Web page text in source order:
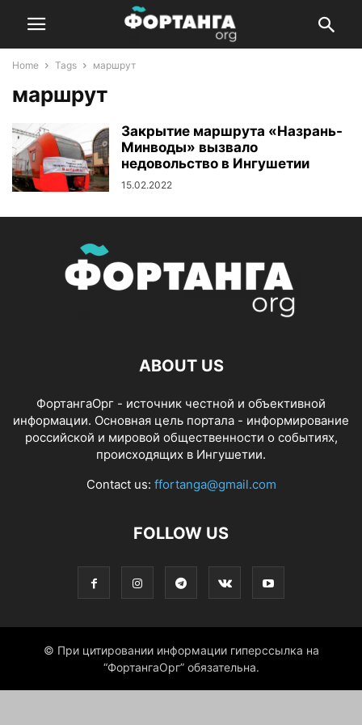
Home Tags маршрут
маршрут
Закрытие маршрута «Назрань-
Минводы» вызвало
недовольство в Ингушетии
15.02.2022
ABOUT US
ФортангаОрг - источник честной и объективной
информации. Основная цель портала - информирование
российской и мировой общественности о событиях,
происходящих в Ингушетии.
Contact us: ffortanga@gmail.com
FOLLOW US
© При цитировании информации гиперссылка на
“ФортангаОрг” обязательна.